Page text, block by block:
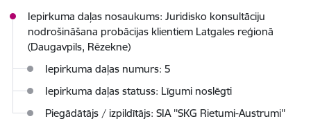
Iepirkuma daļas nosaukums: Juridisko konsultāciju
nodrošināšana probācijas klientiem Latgales reģionā
(Daugavpils, Rēzekne)
Iepirkuma daļas numurs: 5
Iepirkuma daļas statuss: Līgumi noslēgti
Piegādātājs / izpildītājs: SIA ''SKG Rietumi-Austrumi''